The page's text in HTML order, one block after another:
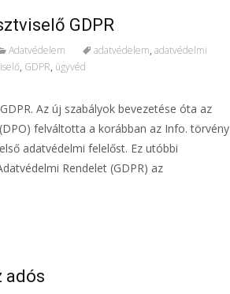
GDPR
Adatvédelem adatvédelem, adatvédelmi
, GDPR, ügyvéd
Az új szabályok bevezetése óta az
felváltotta a korábban az Info. törvény
adatvédelmi felelőst. Ez utóbbi
Rendelet (GDPR) az
adós